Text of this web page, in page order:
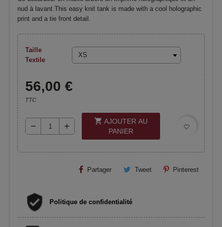
nud à lavant.This easy knit tank is made with a cool holographic
print and a tie front detail.
Taille
Textile
56,00 €
TTC
remove add
shopping_cart AJOUTER AU
PANIER
favorite_border
Partager Tweet Pinterest
Politique de confidentialité